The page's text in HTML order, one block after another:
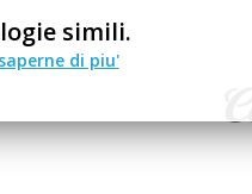
simili.
di piu'